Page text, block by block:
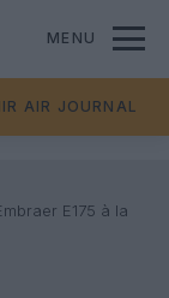
MENU
AIR JOURNAL
E175 à la